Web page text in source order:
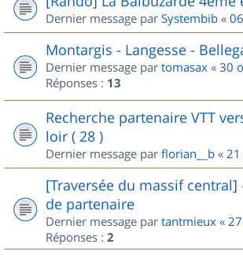
Dernier message par Systembib «
Montargis - Langesse -
Dernier message par tomasax « 30
Réponses : 13
Recherche partenaire VTT
loir ( 28 )
Dernier message par florian__b «
[Traversée du massif central]
de partenaire
Dernier message par tantmieux «
Réponses : 2